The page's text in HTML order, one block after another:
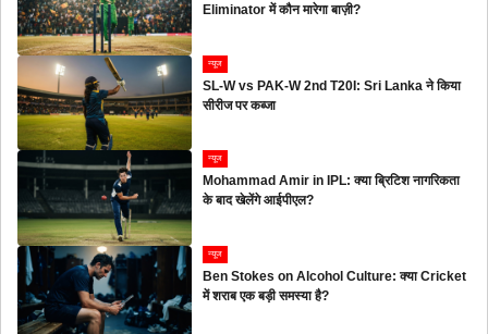
Eliminator में कौन मारेगा बाज़ी?
न्यूज
SL-W vs PAK-W 2nd T20I: Sri Lanka ने किया
सीरीज पर कब्जा
न्यूज
Mohammad Amir in IPL: क्या ब्रिटिश नागरिकता
के बाद खेलेंगे आईपीएल?
न्यूज
Ben Stokes on Alcohol Culture: क्या Cricket
में शराब एक बड़ी समस्या है?